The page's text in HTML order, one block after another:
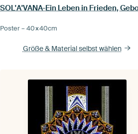
Poster –40×40cm
Größe & Material selbst wählen